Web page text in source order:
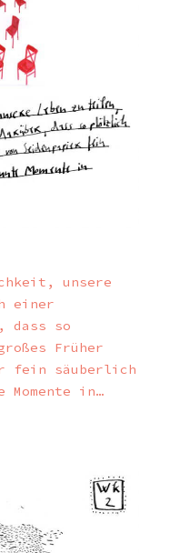
unsere
einer
dass so
Früher
fein säuberlich
Momente in…